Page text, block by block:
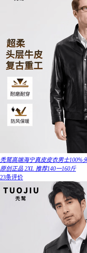
秃鹫高端海宁真皮皮衣男士100%
原创正品 2XL 推荐140一160斤
23条评价